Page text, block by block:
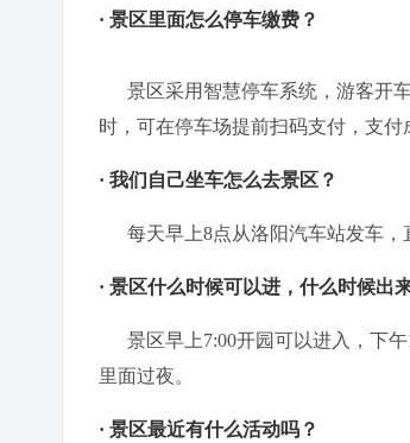
· 景区里面怎么停车缴费？
景区采用智慧停车系统，游客开车
时，可在停车场提前扫码支付，支付
· 我们自己坐车怎么去景区？
每天早上8点从洛阳汽车站发车，
· 景区什么时候可以进，什么时候出
景区早上7:00开园可以进入，下午
里面过夜。
· 景区最近有什么活动吗？